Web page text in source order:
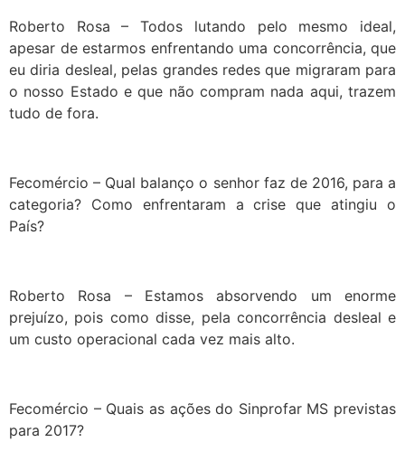
Roberto Rosa – Todos lutando pelo mesmo ideal,
apesar de estarmos enfrentando uma concorrência, que
eu diria desleal, pelas grandes redes que migraram para
o nosso Estado e que não compram nada aqui, trazem
tudo de fora.
Fecomércio – Qual balanço o senhor faz de 2016, para a
categoria? Como enfrentaram a crise que atingiu o
País?
Roberto Rosa – Estamos absorvendo um enorme
prejuízo, pois como disse, pela concorrência desleal e
um custo operacional cada vez mais alto.
Fecomércio – Quais as ações do Sinprofar MS previstas
para 2017?